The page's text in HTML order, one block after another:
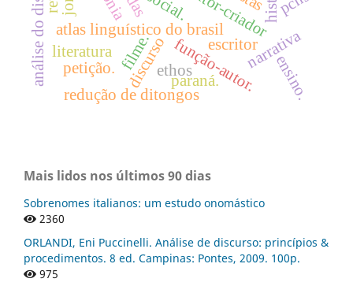
atlas linguístico do brasil
escritor
função-autor.
discurso narrativa
filme.
redução de ditongos
literatura
ensino.
ethos
petição.
paraná.
Mais lidos nos últimos 90 dias
Sobrenomes italianos: um estudo onomástico
2360
ORLANDI, Eni Puccinelli. Análise de discurso: princípios &
procedimentos. 8 ed. Campinas: Pontes, 2009. 100p.
975